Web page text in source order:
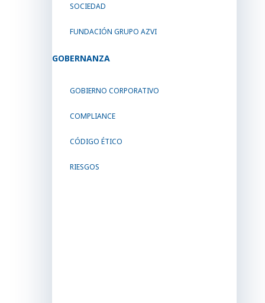
SOCIEDAD
FUNDACIÓN GRUPO AZVI
GOBERNANZA
GOBIERNO CORPORATIVO
COMPLIANCE
CÓDIGO ÉTICO
RIESGOS